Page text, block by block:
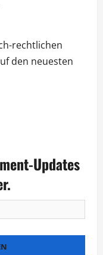
rechtlichen
den neuesten
Updates